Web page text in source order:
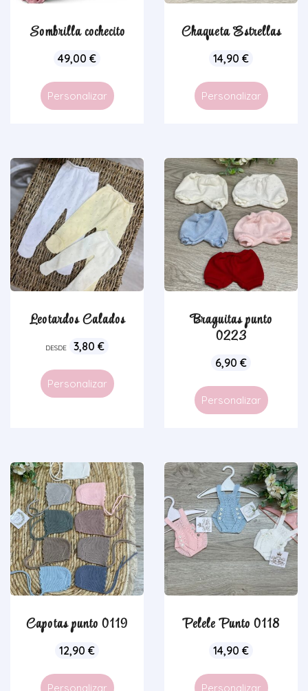
Sombrilla cochecito
49,00 €
Personalizar
Chaqueta Estrellas
14,90 €
Personalizar
Leotardos Calados
DESDE 3,80 €
Personalizar
Braguitas punto
0223
6,90 €
Personalizar
Capotas punto 0119
12,90 €
Personalizar
Pelele Punto 0118
14,90 €
Personalizar